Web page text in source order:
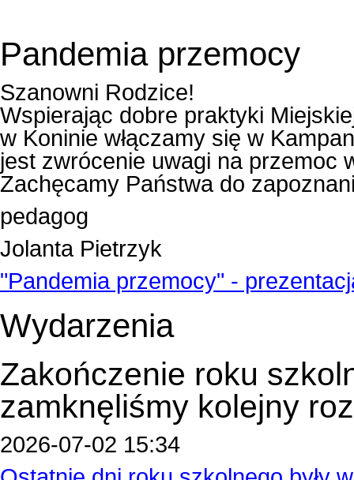
Pandemia przemocy
Szanowni Rodzice!
Wspierając dobre praktyki
w Koninie włączamy się w
jest zwrócenie uwagi na przemoc
Zachęcamy Państwa do
pedagog
Jolanta Pietrzyk
"Pandemia przemocy" -
Wydarzenia
Zakończenie roku
zamknęliśmy kolejny
2026-07-02 15:34